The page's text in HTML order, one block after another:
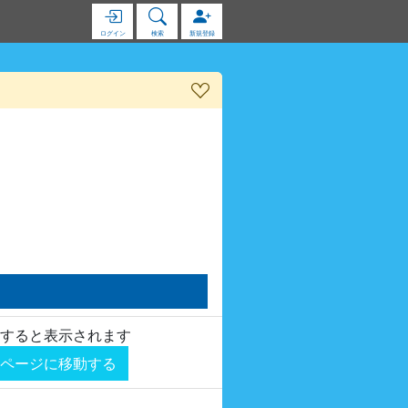
ログイン 検索 新規登録
ると表示されます
ージに移動する